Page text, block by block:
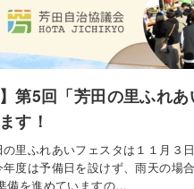
第5回「芳田の里ふれあ
す！
里ふれあいフェスタは１１月３
度は予備日を設けず、雨天の場
を進めていますの…